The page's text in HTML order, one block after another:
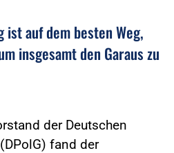
ist auf dem besten Weg,
insgesamt den Garaus zu
der Deutschen
fand der